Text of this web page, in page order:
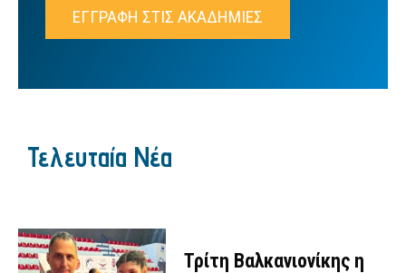
ΕΓΓΡΑΦΗ ΣΤΙΣ ΑΚΑΔΗΜΙΕΣ
Τελευταία Νέα
Τρίτη Βαλκανιονίκης η